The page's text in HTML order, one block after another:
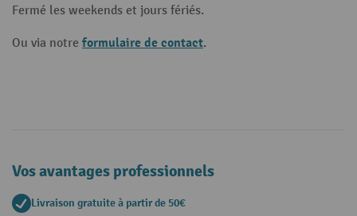
Fermé les weekends et jours fériés.
Ou via notre formulaire de contact.
Vos avantages professionnels
Livraison gratuite à partir de 50€